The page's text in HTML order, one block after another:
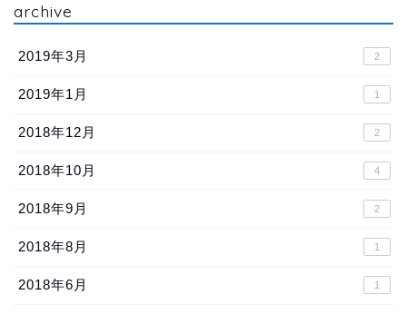
archive
2019年3月 2
2019年1月 1
2018年12月 2
2018年10月 4
2018年9月 2
2018年8月 1
2018年6月 1